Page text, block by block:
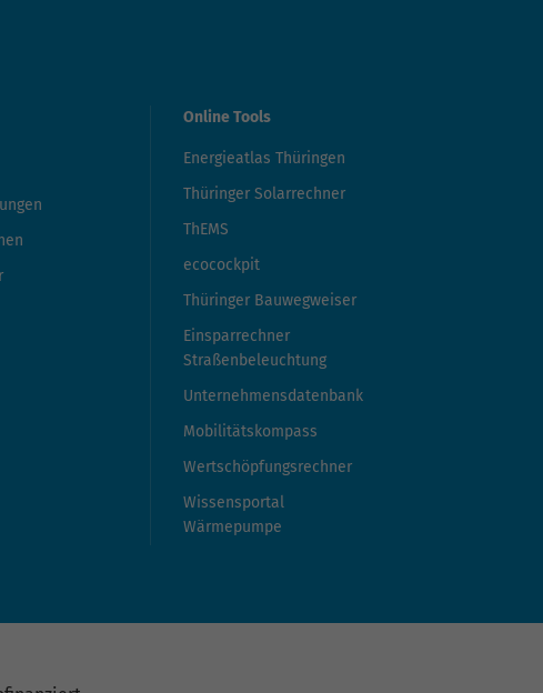
Online Tools
Energieatlas Thüringen
Thüringer Solarrechner
ThEMS
ecocockpit
Thüringer Bauwegweiser
Einsparrechner
Straßenbeleuchtung
Unternehmensdatenbank
Mobilitätskompass
Wertschöpfungsrechner
Wissensportal
Wärmepumpe